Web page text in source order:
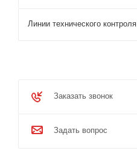
Линии технического контроля
Заказать звонок
Задать вопрос